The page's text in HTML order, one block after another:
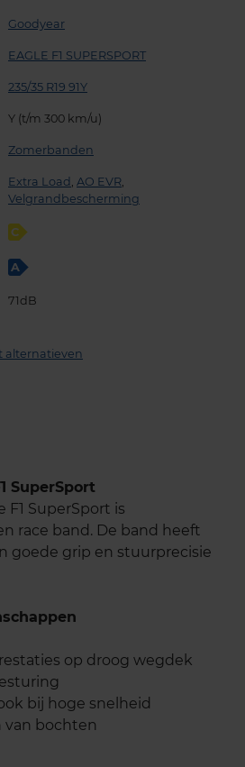
Goodyear
EAGLE F1 SUPERSPORT
235/35 R19 91Y
Y (t/m 300 km/u)
Zomerbanden
Extra Load , AO EVR,
Velgrandbescherming
C
A
71dB
alternatieven
SuperSport
F1 SuperSport is
race band. De band heeft
goede grip en stuurprecisie
op droog wegdek
bij hoge snelheid
van bochten